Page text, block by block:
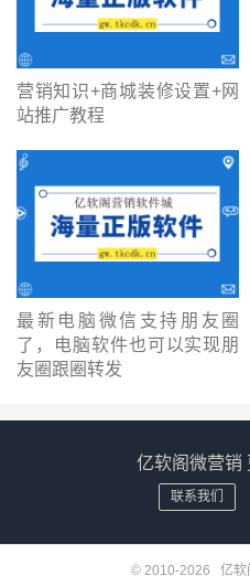
营销知识+商城装修设置+网
站推广教程
最新电脑微信支持朋友圈
了，电脑软件也可以实现朋
友圈跟圈转发
亿软阁微营销
联系我们
© 2010-2026 亿软